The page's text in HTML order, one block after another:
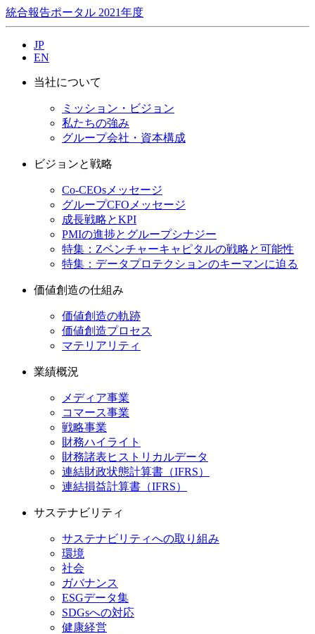
統合報告ポータル 2021年度
JP
EN
当社について
ミッション・ビジョン
私たちの強み
グループ会社・資本構成
ビジョンと戦略
Co-CEOsメッセージ
グループCFOメッセージ
成長戦略とKPI
PMIの進捗とグループシナジー
特集：Zベンチャーキャピタルの戦略と可能性
特集：データプロテクションのキーマンに迫る
価値創造の仕組み
価値創造の軌跡
価値創造プロセス
マテリアリティ
業績概況
メディア事業
コマース事業
戦略事業
財務ハイライト
財務諸表ヒストリカルデータ
連結財政状態計算書（IFRS）
連結損益計算書（IFRS）
サステナビリティ
サステナビリティへの取り組み
環境
社会
ガバナンス
ESGデータ集
SDGsへの対応
健康経営